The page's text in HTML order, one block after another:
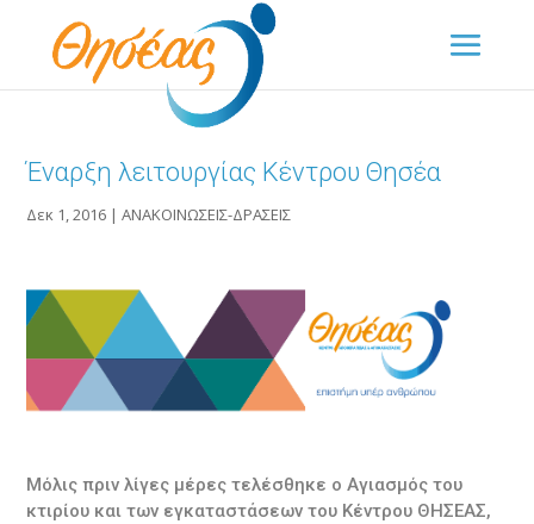
Έναρξη λειτουργίας Κέντρου Θησέα
Δεκ 1, 2016 |ΑΝΑΚΟΙΝΩΣΕΙΣ-ΔΡΑΣΕΙΣ
Μόλις πριν λίγες μέρες τελέσθηκε ο Αγιασμός του
κτιρίου και των εγκαταστάσεων του Κέντρου ΘΗΣΕΑΣ,